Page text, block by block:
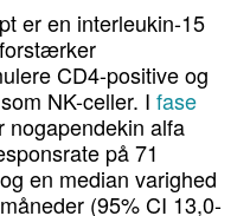
er en interleukin-15
CD4-positive og
NK-celler. I fase
nogapendekin alfa
på 71
en median varighed
(95% CI 13,0-